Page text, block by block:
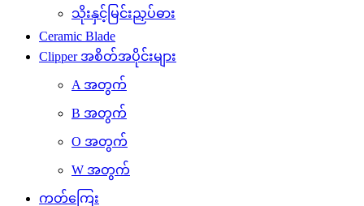
သိုးနှင့်မြင်းညှပ်ဓား
Ceramic Blade
Clipper အစိတ်အပိုင်းများ
A အတွက်
B အတွက်
O အတွက်
W အတွက်
ကတ်ကြေး